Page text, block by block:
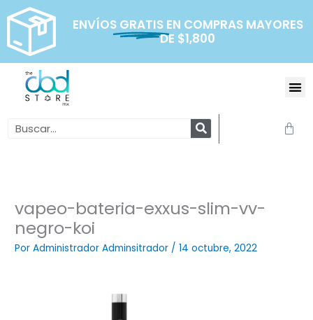
contenido
ENVÍOS GRATIS EN COMPRAS MAYORES
DE $1,800
Search
vapeo-bateria-exxus-slim-vv-
negro-koi
PorAdministrador Adminsitrador /14 octubre, 2022